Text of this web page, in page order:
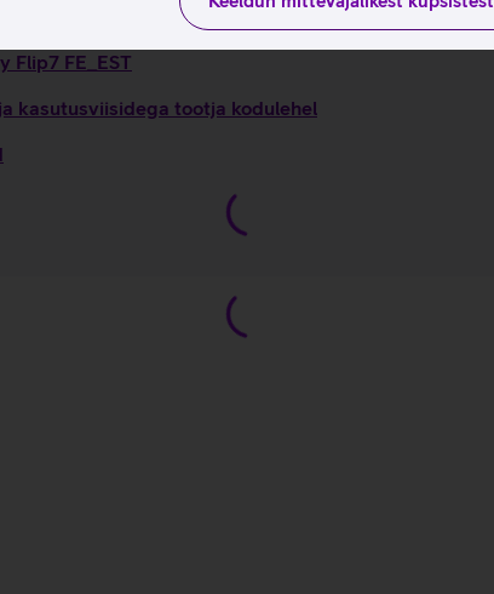
Flip7 FE_EST
kasutusviisidega tootja kodulehel